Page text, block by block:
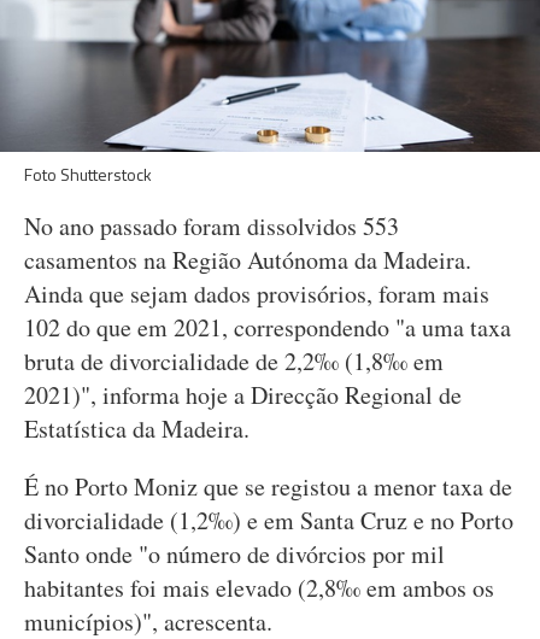
Foto Shutterstock
No ano passado foram dissolvidos 553
casamentos na Região Autónoma da Madeira.
Ainda que sejam dados provisórios, foram mais
102 do que em 2021, correspondendo "a uma taxa
bruta de divorcialidade de 2,2‰ (1,8‰ em
2021)", informa hoje a Direcção Regional de
Estatística da Madeira.
É no Porto Moniz que se registou a menor taxa de
divorcialidade (1,2‰) e em Santa Cruz e no Porto
Santo onde "o número de divórcios por mil
habitantes foi mais elevado (2,8‰ em ambos os
municípios)", acrescenta.